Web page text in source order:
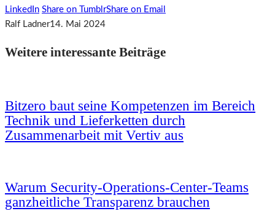
LinkedIn Share on TumblrShare on Email
Ralf Ladner14. Mai 2024
Weitere interessante Beiträge
Bitzero baut seine Kompetenzen im Bereich
Technik und Lieferketten durch
Zusammenarbeit mit Vertiv aus
Warum Security-Operations-Center-Teams
ganzheitliche Transparenz brauchen